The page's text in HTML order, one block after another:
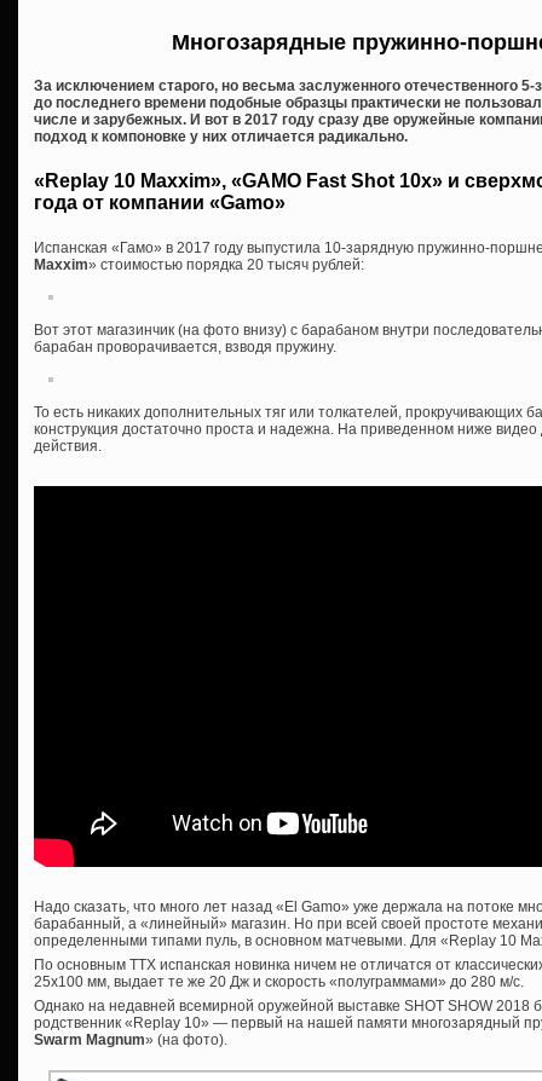
Многозарядные пружинно-
За исключением старого, но весьма заслуженного отечественного
до последнего времени подобные образцы практически не
числе и зарубежных. И вот в 2017 году сразу две оружейные
подход к компоновке у них отличается радикально.
«Replay 10 Maxxim», «GAMO Fast Shot 10x» и
года от компании «Gamo»
Испанская «Гамо» в 2017 году выпустила 10-зарядную пружинно-
Maxxim» стоимостью порядка 20 тысяч рублей:
Вот этот магазинчик (на фото внизу) с барабаном внутри
барабан проворачивается, взводя пружину.
То есть никаких дополнительных тяг или толкателей, прокручивающих
конструкция достаточно проста и надежна. На приведенном ниже
действия.
Надо сказать, что много лет назад «El Gamo» уже держала на потоке
барабанный, а «линейный» магазин. Но при всей своей простоте
определенными типами пуль, в основном матчевыми. Для «Replay 10
По основным ТТХ испанская новинка ничем не отличатся от
25х100 мм, выдает те же 20 Дж и скорость «полуграммами» до 280 м/с.
Однако на недавней всемирной оружейной выставке SHOT SHOW 2018
родственник «Replay 10» — первый на нашей памяти многозарядный
Swarm Magnum» (на фото).